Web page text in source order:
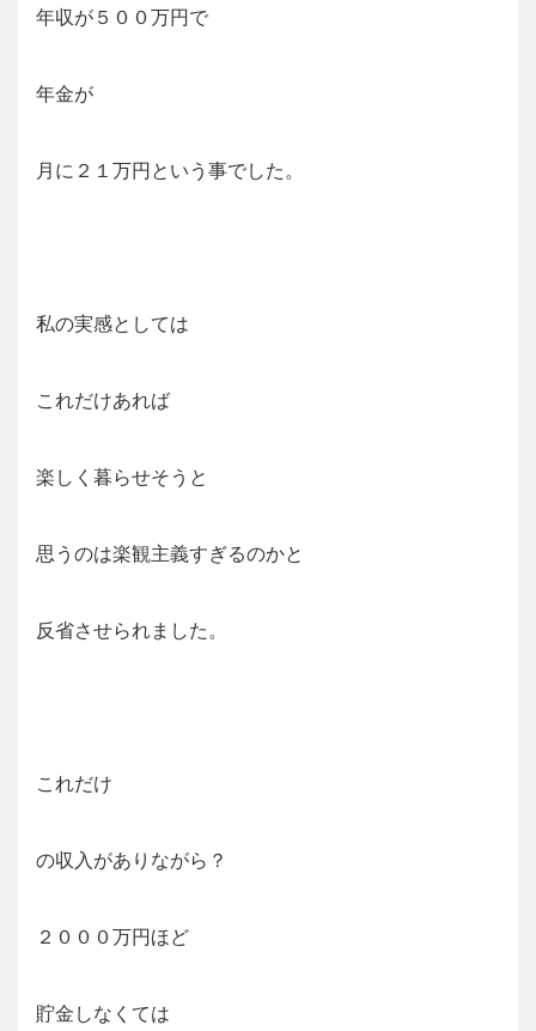
年収が５００万円で
年金が
月に２１万円という事でした。
私の実感としては
これだけあれば
楽しく暮らせそうと
思うのは楽観主義すぎるのかと
反省させられました。
これだけ
の収入がありながら？
２０００万円ほど
貯金しなくては